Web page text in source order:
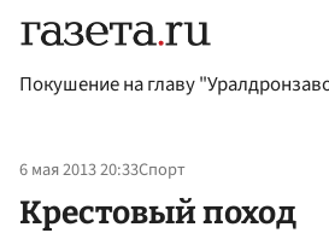
Покушение на главу
6 мая 2013 20:33Спорт
Крестовый поход